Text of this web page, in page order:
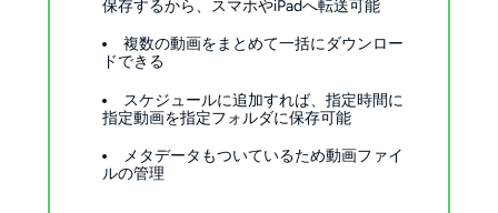
保存するから、スマホやiPadへ転送可能
複数の動画をまとめて一括にダウンロー
ドできる
スケジュールに追加すれば、指定時間に
指定動画を指定フォルダに保存可能
メタデータもついているため動画ファイ
ルの管理